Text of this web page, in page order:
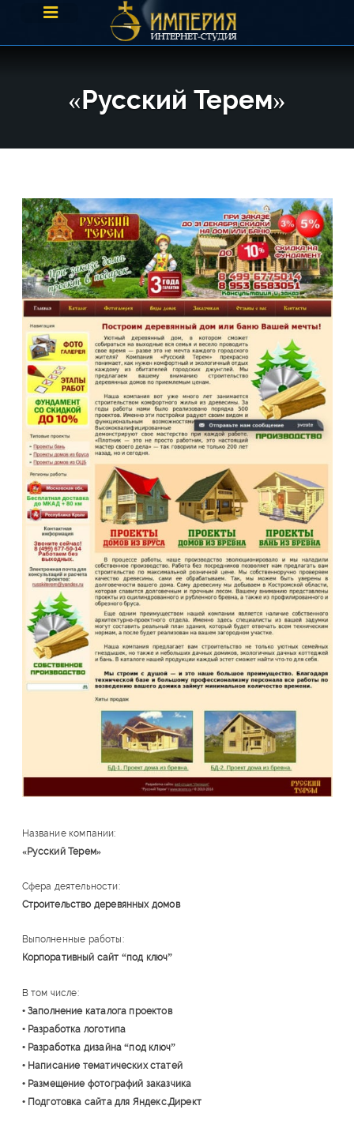
«Русский Терем»
Название компании:
«Русский Терем»
Сфера деятельности:
Строительство деревянных домов
Выполненные работы:
Корпоративный сайт “под ключ”
В том числе:
• Заполнение каталога проектов
• Разработка логотипа
• Разработка дизайна “под ключ”
• Написание тематических статей
• Размещение фотографий заказчика
• Подготовка сайта для Яндекс.Директ